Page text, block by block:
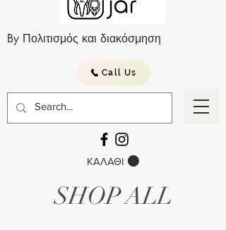
By Πολιτισμός και διακόσμηση
Call Us
ΚΑΛΑΘΙ
SHOP ALL